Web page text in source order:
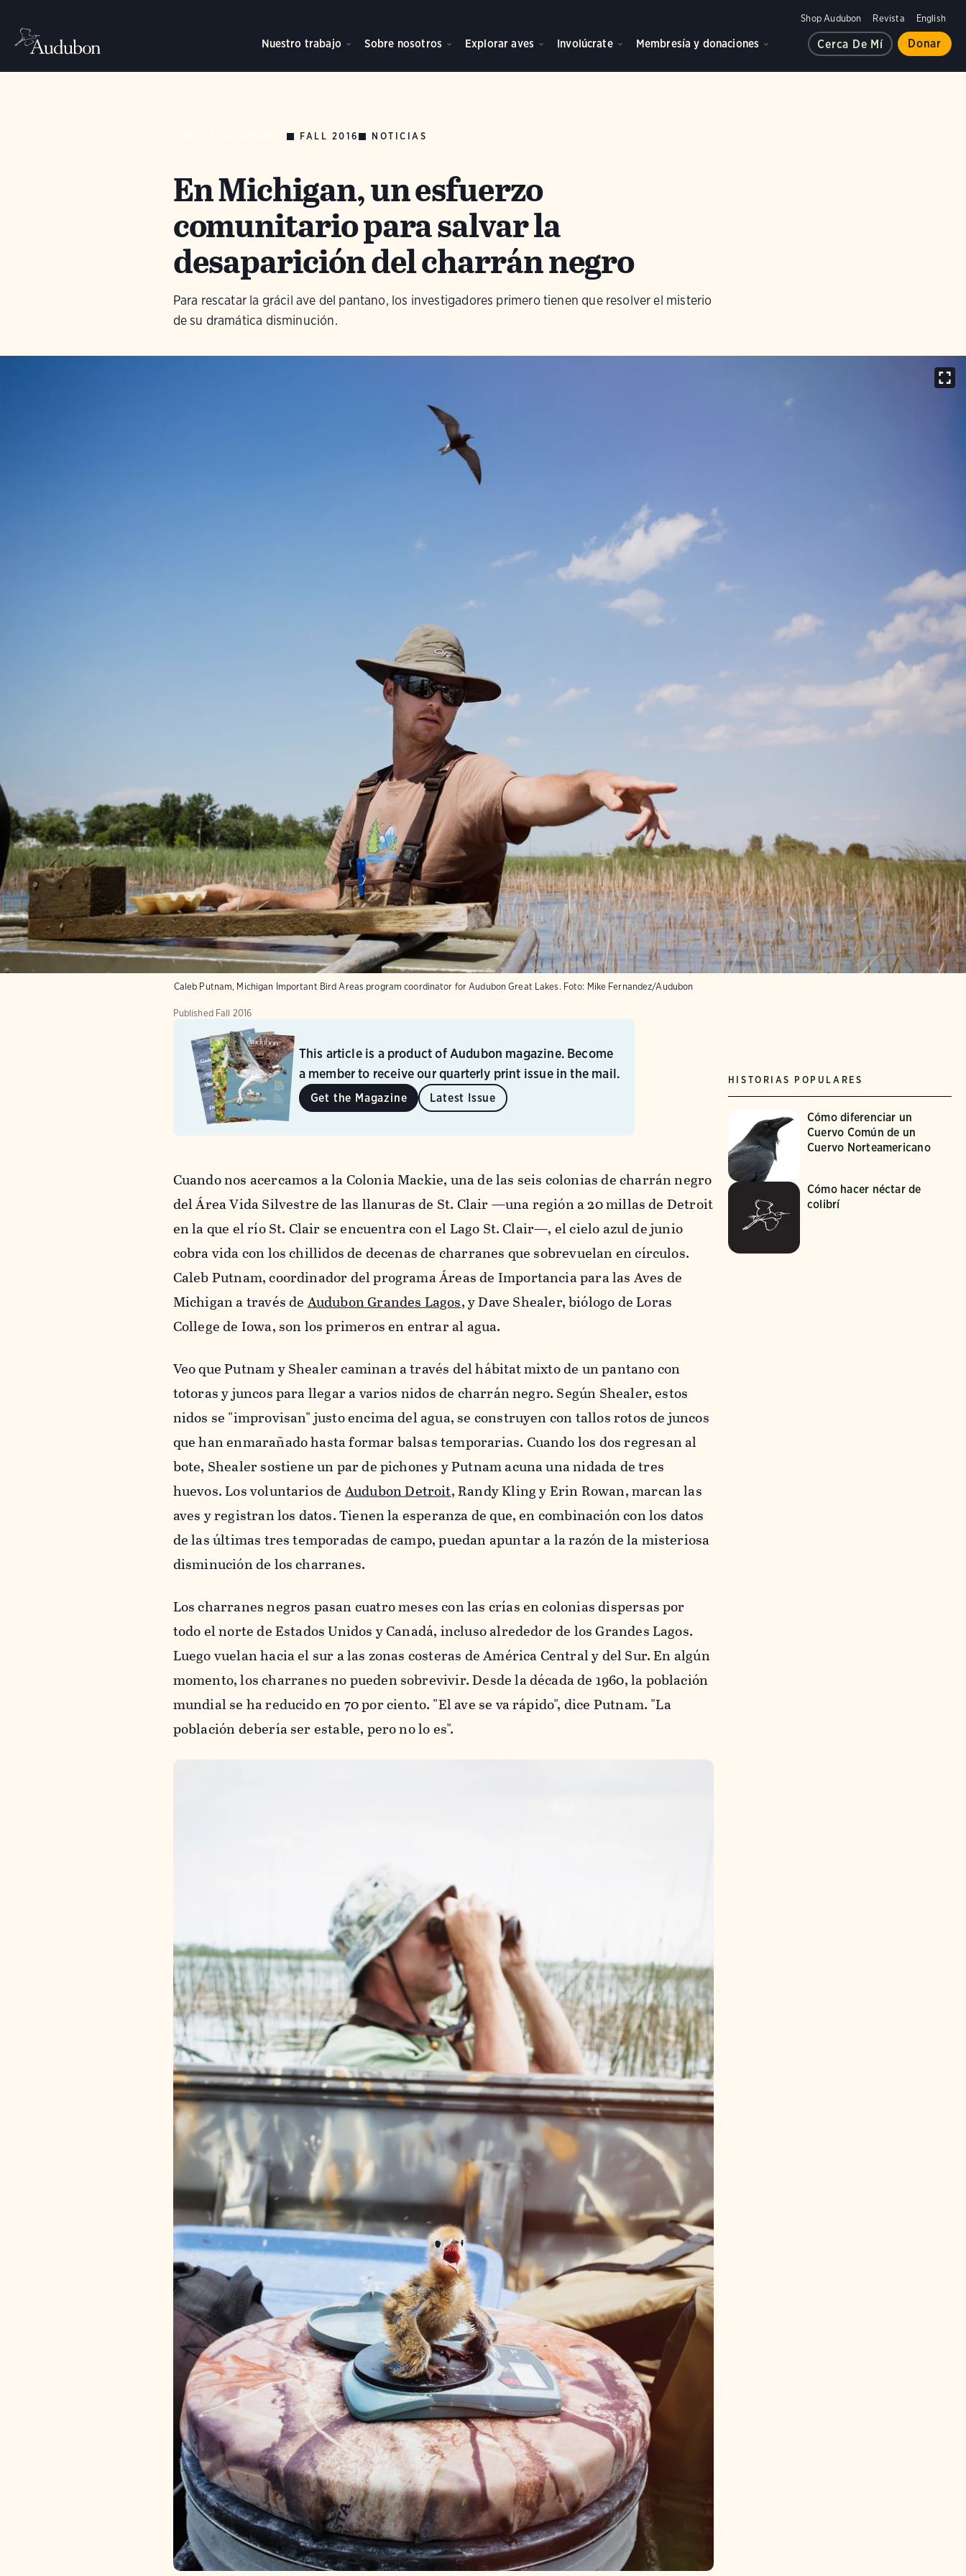
Shop Audubon Revista English
Nuestro trabajo Sobre nosotros Explorar aves Involúcrate Membresía y donaciones Cerca De Mí Donar
FALL 2016 NOTICIAS
En Michigan, un esfuerzo
comunitario para salvar la
desaparición del charrán negro
Para rescatar la grácil ave del pantano, los investigadores primero tienen que resolver el misterio
de su dramática disminución.
Caleb Putnam, Michigan Important Bird Areas program coordinator for Audubon Great Lakes. Foto: Mike Fernandez/Audubon
Published Fall 2016
This article is a product of Audubon magazine. Become
a member to receive our quarterly print issue in the mail.
Get the Magazine Latest Issue
Cuando nos acercamos a la Colonia Mackie, una de las seis colonias de charrán negro
del Área Vida Silvestre de las llanuras de St. Clair —una región a 20 millas de Detroit
en la que el río St. Clair se encuentra con el Lago St. Clair—, el cielo azul de junio
cobra vida con los chillidos de decenas de charranes que sobrevuelan en círculos.
Caleb Putnam, coordinador del programa Áreas de Importancia para las Aves de
Michigan a través deAudubon Grandes Lagos, y Dave Shealer, biólogo de Loras
College de Iowa, son los primeros en entrar al agua.
Veo que Putnam y Shealer caminan a través del hábitat mixto de un pantano con
totoras y juncos para llegar a varios nidos de charrán negro. Según Shealer, estos
nidos se "improvisan" justo encima del agua, se construyen con tallos rotos de juncos
que han enmarañado hasta formar balsas temporarias. Cuando los dos regresan al
bote, Shealer sostiene un par de pichones y Putnam acuna una nidada de tres
huevos. Los voluntarios deAudubon Detroit, Randy Kling y Erin Rowan, marcan las
aves y registran los datos. Tienen la esperanza de que, en combinación con los datos
de las últimas tres temporadas de campo, puedan apuntar a la razón de la misteriosa
disminución de los charranes.
Los charranes negros pasan cuatro meses con las crías en colonias dispersas por
todo el norte de Estados Unidos y Canadá, incluso alrededor de los Grandes Lagos.
Luego vuelan hacia el sur a las zonas costeras de América Central y del Sur. En algún
momento, los charranes no pueden sobrevivir. Desde la década de 1960, la población
mundial se ha reducido en 70 por ciento. "El ave se va rápido", dice Putnam. "La
población debería ser estable, pero no lo es".
HISTORIAS POPULARES
Cómo diferenciar un
Cuervo Común de un
Cuervo Norteamericano
Cómo hacer néctar de
colibrí